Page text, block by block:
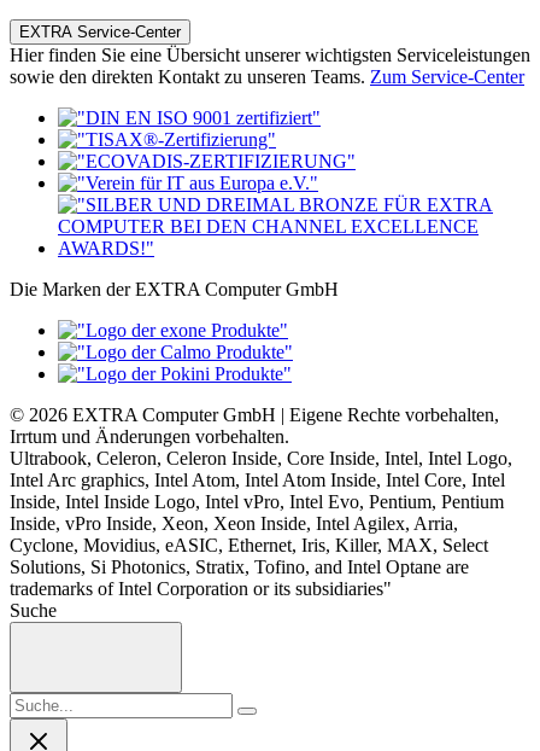
EXTRA Service-Center
Hier finden Sie eine Übersicht unserer wichtigsten Serviceleistungen
sowie den direkten Kontakt zu unseren Teams. Zum Service-Center
Die Marken der EXTRA Computer GmbH
© 2026 EXTRA Computer GmbH | Eigene Rechte vorbehalten,
Irrtum und Änderungen vorbehalten.
Ultrabook, Celeron, Celeron Inside, Core Inside, Intel, Intel Logo,
Intel Arc graphics, Intel Atom, Intel Atom Inside, Intel Core, Intel
Inside, Intel Inside Logo, Intel vPro, Intel Evo, Pentium, Pentium
Inside, vPro Inside, Xeon, Xeon Inside, Intel Agilex, Arria,
Cyclone, Movidius, eASIC, Ethernet, Iris, Killer, MAX, Select
Solutions, Si Photonics, Stratix, Tofino, and Intel Optane are
trademarks of Intel Corporation or its subsidiaries"
Suche